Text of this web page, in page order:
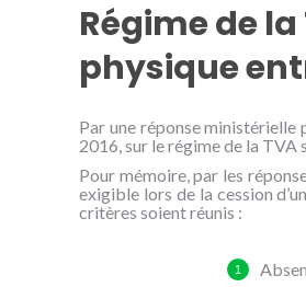
Régime de
physique
Par une réponse
2016, sur le régime de la TVA
Pour mémoire, par les
exigible lors de la cession
critères soient réunis :